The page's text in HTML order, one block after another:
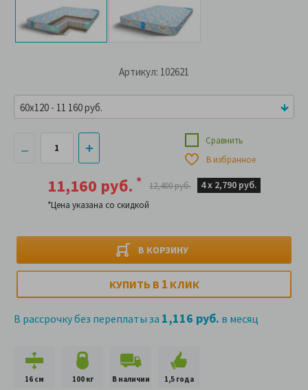
Артикул: 102621
11,160 руб. *
*Цена указана со скидкой
12,400 руб. 4 х 2,790 руб.
В КОРЗИНУ
Сравнить
В избранное
КУПИТЬ В 1 КЛИК
В рассрочку без переплаты за 1,116 руб. в месяц
60x120 - 11 160 руб.
16 см 100 кг В наличии 1,5 года